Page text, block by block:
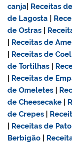
canja Receitas
de Lagosta
de Ostras
Receitas de
Receitas de
de Tortilhas
Receitas de
de Omeletes
de Cheesecake
de Crepes
Receitas de Pato
Berbigão